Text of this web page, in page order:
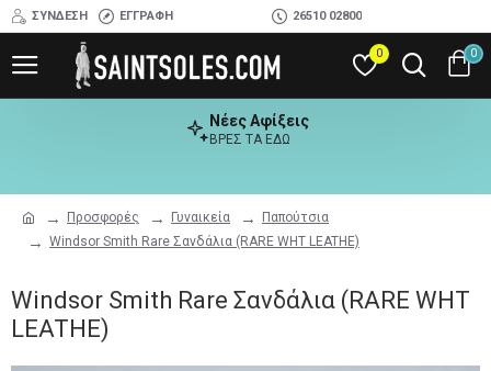
ΣΎΝΔΕΣΗ ΕΓΓΡΑΦΉ 26510 02800
0 0
Προσφορές Γυναικεία
Παπούτσια
Windsor Smith Rare Σανδάλια (RARE WHT LEATHE)
Νέες Αφίξεις
ΒΡΕΣ ΤΑ ΕΔΩ
Windsor Smith Rare Σανδάλια (RARE WHT
LEATHE)